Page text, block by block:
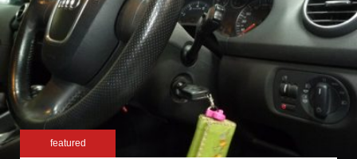
featured